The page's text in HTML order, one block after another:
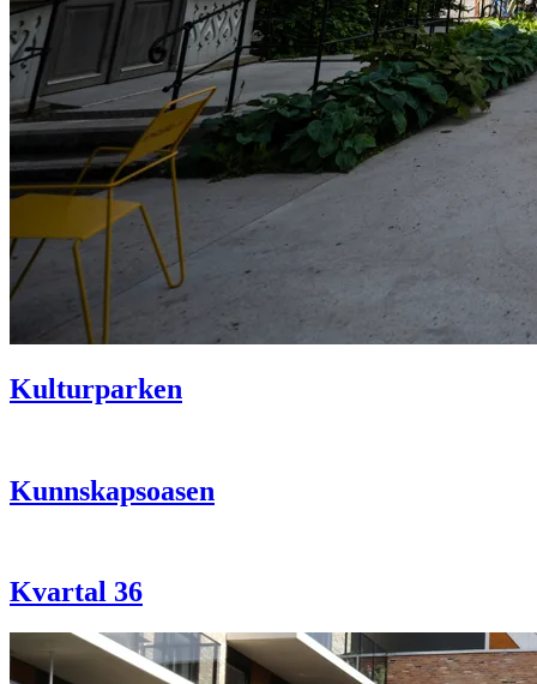
Kulturparken
Kunnskapsoasen
Kvartal 36